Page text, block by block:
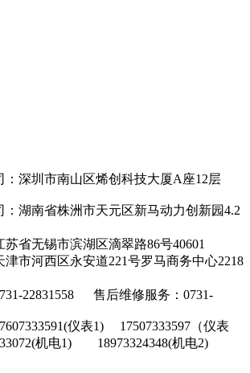
：深圳市南山区烯创科技大厦A座12层
：湖南省株洲市天元区新马动力创新园4.2
省无锡市滨湖区滴翠路86号40601
津市河西区永安道221号罗马商务中心2218
22831558 售后维修服务：0731-
仪表1) 17507333597（仪表
机电1) 18973324348(机电2)